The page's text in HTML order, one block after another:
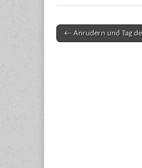
Post navigation
← Anrudern und Tag